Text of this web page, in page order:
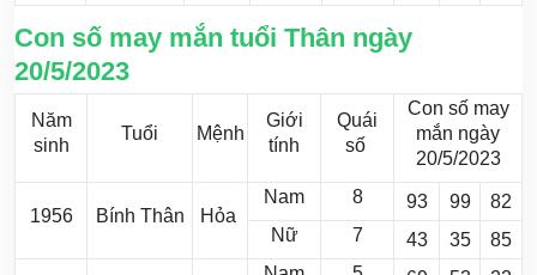
Con số may mắn tuổi Thân ngày
20/5/2023
Năm
sinh
Tuổi Mệnh
Giới
tính
Quái
số
Con số may
mắn ngày
20/5/2023
1956 Bính Thân Hỏa
Nam 8 93 99
82
Nữ
7 43 35 85